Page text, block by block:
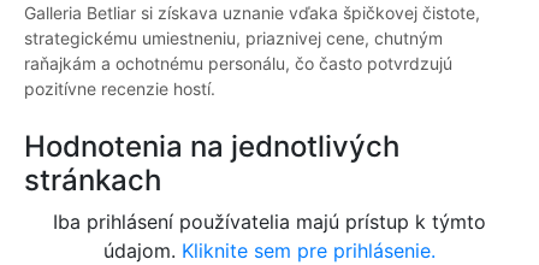
Galleria Betliar si získava uznanie vďaka špičkovej čistote,
strategickému umiestneniu, priaznivej cene, chutným
raňajkám a ochotnému personálu, čo často potvrdzujú
pozitívne recenzie hostí.
Hodnotenia na jednotlivých
stránkach
Iba prihlásení používatelia majú prístup k týmto
údajom. Kliknite sem pre prihlásenie.